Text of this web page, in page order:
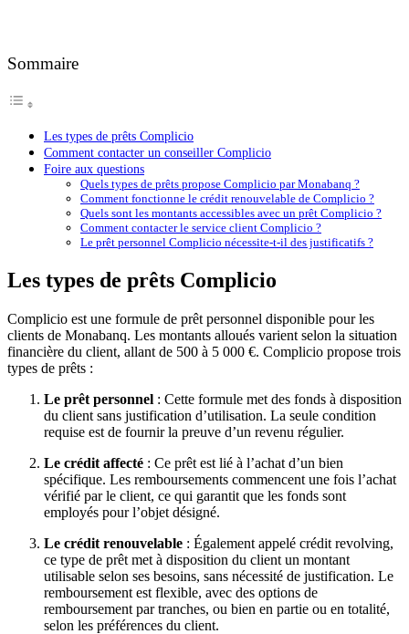
Sommaire
Les types de prêts Complicio
Comment contacter un conseiller Complicio
Foire aux questions
Quels types de prêts propose Complicio par Monabanq ?
Comment fonctionne le crédit renouvelable de Complicio ?
Quels sont les montants accessibles avec un prêt Complicio ?
Comment contacter le service client Complicio ?
Le prêt personnel Complicio nécessite-t-il des justificatifs ?
Les types de prêts Complicio
Complicio est une formule de prêt personnel disponible pour les
clients de Monabanq. Les montants alloués varient selon la situation
financière du client, allant de 500 à 5 000 €. Complicio propose trois
types de prêts :
Le prêt personnel : Cette formule met des fonds à disposition
du client sans justification d’utilisation. La seule condition
requise est de fournir la preuve d’un revenu régulier.
Le crédit affecté : Ce prêt est lié à l’achat d’un bien
spécifique. Les remboursements commencent une fois l’achat
vérifié par le client, ce qui garantit que les fonds sont
employés pour l’objet désigné.
Le crédit renouvelable : Également appelé crédit revolving,
ce type de prêt met à disposition du client un montant
utilisable selon ses besoins, sans nécessité de justification. Le
remboursement est flexible, avec des options de
remboursement par tranches, ou bien en partie ou en totalité,
selon les préférences du client.